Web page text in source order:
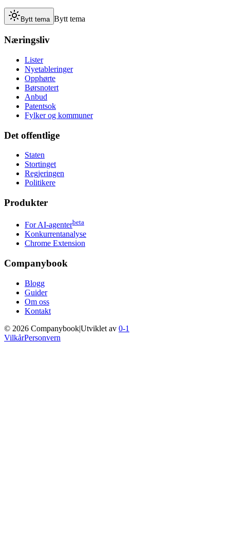
Bytt tema Bytt tema
Næringsliv
Lister
Nyetableringer
Opphørte
Børsnotert
Anbud
Patentsok
Fylker og kommuner
Det offentlige
Staten
Stortinget
Regjeringen
Politikere
Produkter
For AI-agenterbeta
Konkurrentanalyse
Chrome Extension
Companybook
Blogg
Guider
Om oss
Kontakt
© 2026 Companybook|Utviklet av 0-1
VilkårPersonvern